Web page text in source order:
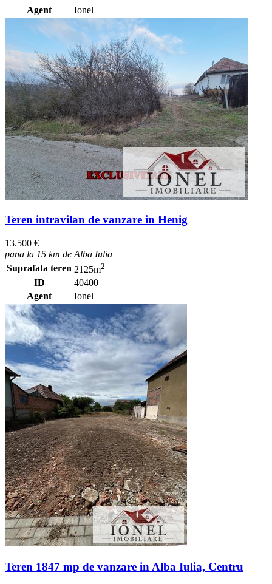
Agent
Ionel
Teren intravilan de vanzare in Henig
13.500 €
pana la 15 km de Alba Iulia
Suprafata teren 2125m2
ID
40400
Agent
Ionel
Teren 1847 mp de vanzare in Alba Iulia, Centru